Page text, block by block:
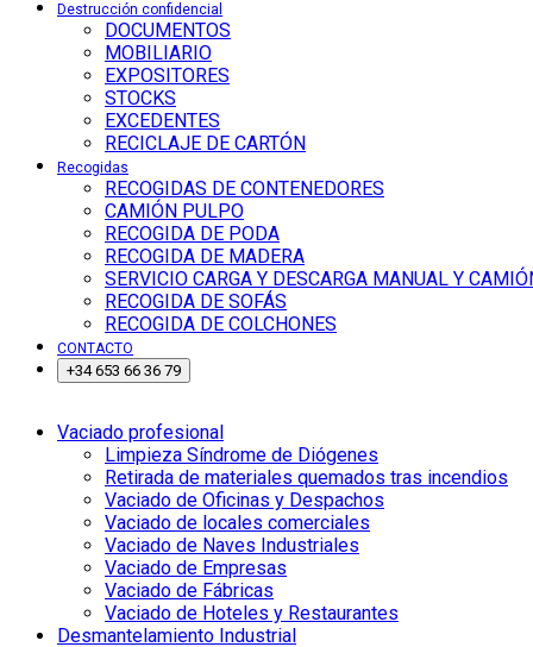
Destrucción confidencial
DOCUMENTOS
MOBILIARIO
EXPOSITORES
STOCKS
EXCEDENTES
RECICLAJE DE CARTÓN
Recogidas
RECOGIDAS DE CONTENEDORES
CAMIÓN PULPO
RECOGIDA DE PODA
RECOGIDA DE MADERA
SERVICIO CARGA Y DESCARGA MANUAL Y
RECOGIDA DE SOFÁS
RECOGIDA DE COLCHONES
CONTACTO
+34 653 66 36 79
Vaciado profesional
Limpieza Síndrome de Diógenes
Retirada de materiales quemados tras incendios
Vaciado de Oficinas y Despachos
Vaciado de locales comerciales
Vaciado de Naves Industriales
Vaciado de Empresas
Vaciado de Fábricas
Vaciado de Hoteles y Restaurantes
Desmantelamiento Industrial